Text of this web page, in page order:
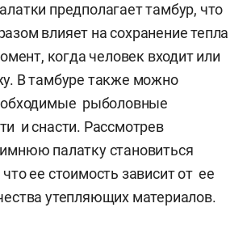
предполагает тамбур, что
влияет на сохранение тепла
когда человек входит или
В тамбуре также можно
рыболовные
и снасти. Рассмотрев
палатку становиться
ее стоимость зависит от ее
утепляющих материалов.